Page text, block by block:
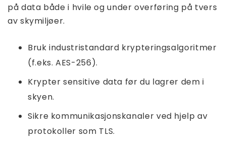
på data både i hvile og under overføring på tvers
av skymiljøer.
Bruk industristandard krypteringsalgoritmer
(f.eks. AES-256).
Krypter sensitive data før du lagrer dem i
skyen.
Sikre kommunikasjonskanaler ved hjelp av
protokoller som TLS.